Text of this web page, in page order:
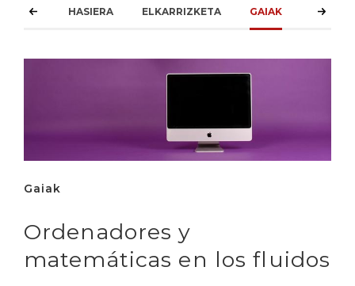
HASIERA ELKARRIZKETA GAIAK
Gaiak
Ordenadores y
matemáticas en los fluidos